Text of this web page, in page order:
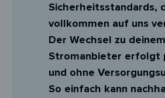
Sicherheitsstandards,
vollkommen auf uns
Der Wechsel zu
Stromanbieter erfolgt
und ohne
So einfach kann